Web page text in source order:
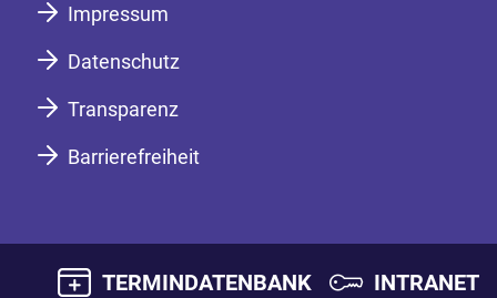
Impressum
Datenschutz
Transparenz
Barrierefreiheit
TERMINDATENBANK INTRANET